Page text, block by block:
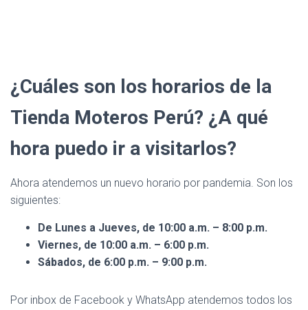
¿Cuáles son los horarios de la
Tienda Moteros Perú? ¿A qué
hora puedo ir a visitarlos?
Ahora atendemos un nuevo horario por pandemia. Son los
siguientes:
De Lunes a Jueves, de 10:00 a.m. – 8:00 p.m.
Viernes, de 10:00 a.m. – 6:00 p.m.
Sábados, de 6:00 p.m. – 9:00 p.m.
Por inbox de Facebook y WhatsApp atendemos todos los